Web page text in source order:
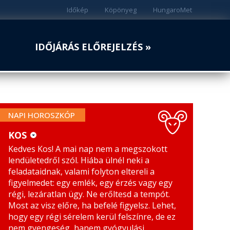
HungaroMet
Köpönyeg
Időkép
IDŐJÁRÁS ELŐREJELZÉS »
NAPI HOROSZKÓP
KOS
BIKA
IKREK
RÁK
MÉRLEG
SKORPIÓ
NYILAS
BAK
KOS
Kedves Kos! A mai nap nem a megszokott
lendületedről szól. Hiába ülnél neki a
feladataidnak, valami folyton eltereli a
figyelmedet: egy emlék, egy érzés vagy egy
régi, lezáratlan ügy. Ne erőltesd a tempót.
Most az visz előre, ha befelé figyelsz. Lehet,
hogy egy régi sérelem kerül felszínre, de ez